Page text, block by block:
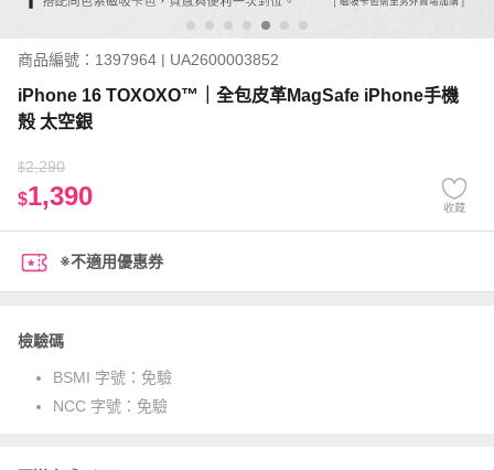
商品編號：1397964 | UA2600003852
iPhone 16 TOXOXO™｜全包皮革MagSafe iPhone手機
殼 太空銀
$2,290
$1,390 收藏
※不適用優惠券
檢驗碼
BSMI 字號： 免驗
NCC 字號： 免驗